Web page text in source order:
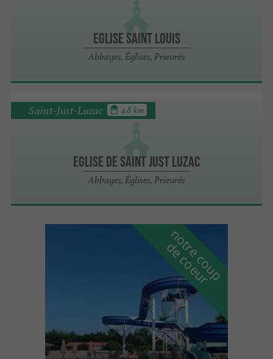
Eglise Saint Louis
Abbayes, Églises, Prieurés
Eglise de Saint Just Luzac
Abbayes, Églises, Prieurés
Saint-Just-Luzac 4.8 km
n
o
t
r
e
c
o
u
p
d
e
c
o
e
u
r